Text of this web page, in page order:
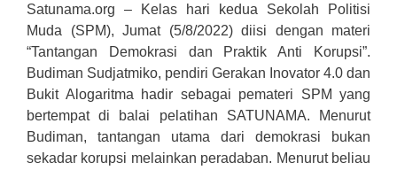
Satunama.org – Kelas hari kedua Sekolah Politisi
Muda (SPM), Jumat (5/8/2022) diisi dengan materi
“Tantangan Demokrasi dan Praktik Anti Korupsi”.
Budiman Sudjatmiko, pendiri Gerakan Inovator 4.0 dan
Bukit Alogaritma hadir sebagai pemateri SPM yang
bertempat di balai pelatihan SATUNAMA. Menurut
Budiman, tantangan utama dari demokrasi bukan
sekadar korupsi melainkan peradaban. Menurut beliau